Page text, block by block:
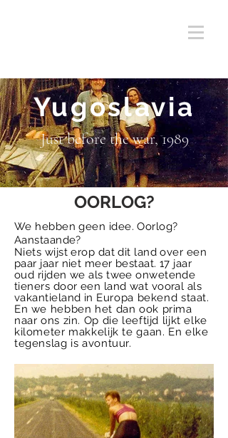
Yugoslavia
Just before the war, 1989
OORLOG?
We hebben geen idee. Oorlog?
Aanstaande?
Niets wijst erop dat dit land over een
paar jaar niet meer bestaat. 17 jaar
oud rijden we als twee onwetende
tieners door een land wat vooral als
vakantieland in Europa bekend staat.
En we hebben het dan ook prima
naar ons zin. Op die leeftijd lijkt elke
kilometer makkelijk te gaan. En elke
tegenslag is avontuur.